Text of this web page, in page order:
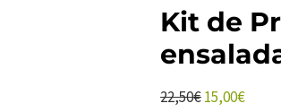
Kit de
22,50€El
15,00€El